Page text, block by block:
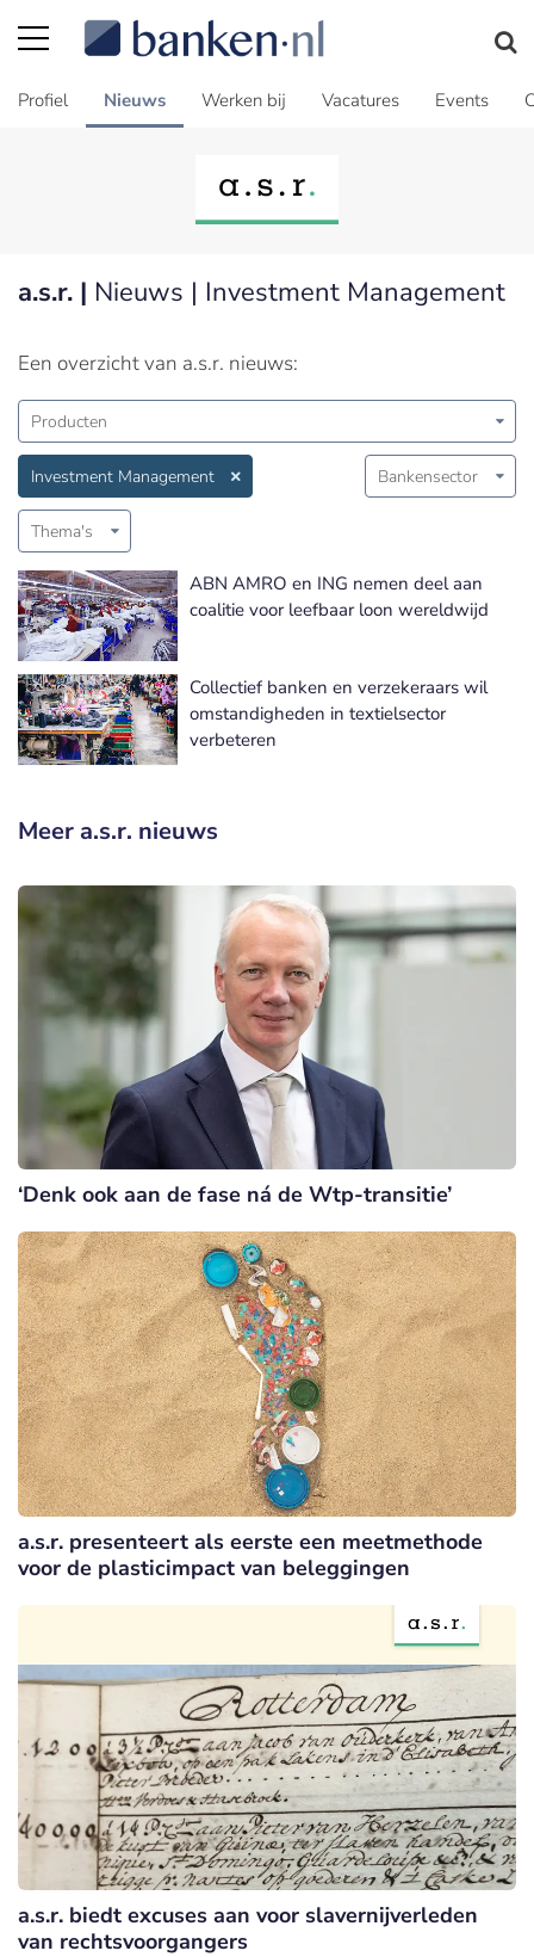
Profiel Nieuws Werken bij Vacatures Events
a.s.r. | Nieuws | Investment Management
Een overzicht van a.s.r. nieuws:
Producten
Investment Management Bankensector
Thema's
ABN AMRO en ING nemen deel aan
coalitie voor leefbaar loon wereldwijd
Collectief banken en verzekeraars wil
omstandigheden in textielsector
verbeteren
Meer a.s.r. nieuws
‘Denk ook aan de fase ná de Wtp-transitie’
a.s.r. presenteert als eerste een meetmethode
voor de plasticimpact van beleggingen
a.s.r. biedt excuses aan voor slavernijverleden
van rechtsvoorgangers